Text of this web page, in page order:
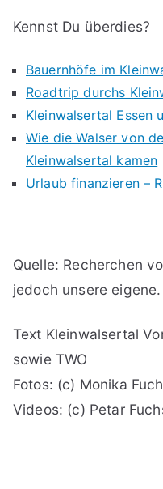
Kennst Du überdies?
Bauernhöfe im
Roadtrip durchs
Kleinwalsertal Essen
Wie die Walser von
Kleinwalsertal kamen
Urlaub finanzieren –
Quelle: Recherchen
jedoch unsere eigene.
Text Kleinwalsertal
sowie TWO
Fotos: (c) Monika
Videos: (c) Petar